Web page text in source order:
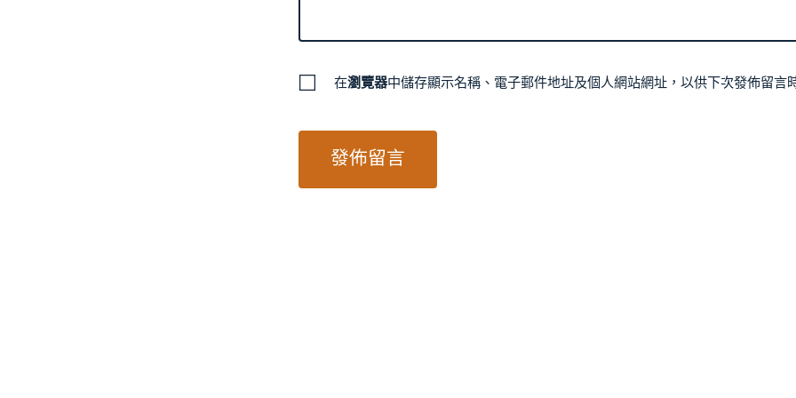
在瀏覽器中儲存顯示名稱、電子郵件地址及個人網站網址，以供下次發佈留言